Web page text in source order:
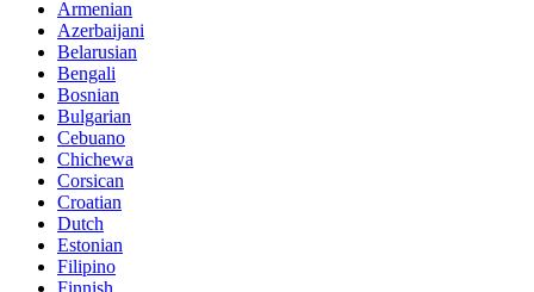
Armenian
Azerbaijani
Belarusian
Bengali
Bosnian
Bulgarian
Cebuano
Chichewa
Corsican
Croatian
Dutch
Estonian
Filipino
Finnish